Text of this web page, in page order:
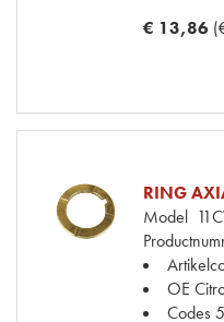
€ 13,86
RING
Model
OE
Codes